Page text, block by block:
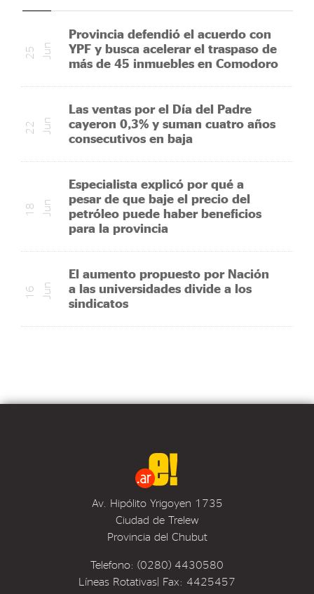
Provincia defendió el acuerdo con
YPF y busca acelerar el traspaso de
más de 45 inmuebles en Comodoro
2
5
J
u n
Las ventas por el Día del Padre
cayeron 0,3% y suman cuatro años
consecutivos en baja
2
2
J
u n
Especialista explicó por qué a
pesar de que baje el precio del
petróleo puede haber beneficios
para la provincia
1
8
J
u n
El aumento propuesto por Nación
a las universidades divide a los
sindicatos
1
6
J
u n
Av. Hipólito Yrigoyen 1735
Ciudad de Trelew
Provincia del Chubut
Telefono: (0280) 4430580
Líneas Rotativas| Fax: 4425457